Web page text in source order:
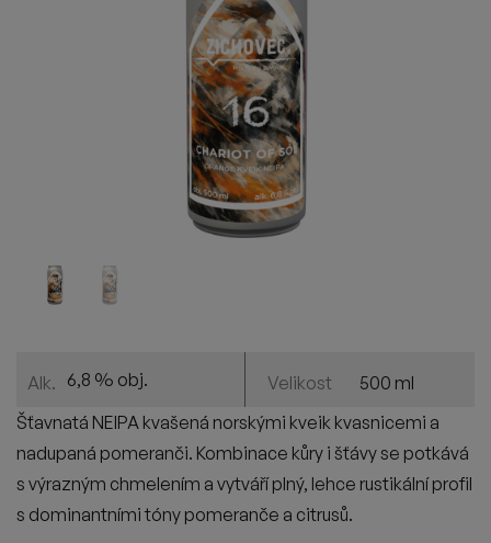
Alk. 6,8 % obj. Velikost
500 ml
Šťavnatá NEIPA kvašená norskými kveik kvasnicemi a
nadupaná pomeranči. Kombinace kůry i šťávy se potkává
s výrazným chmelením a vytváří plný, lehce rustikální profil
s dominantními tóny pomeranče a citrusů.